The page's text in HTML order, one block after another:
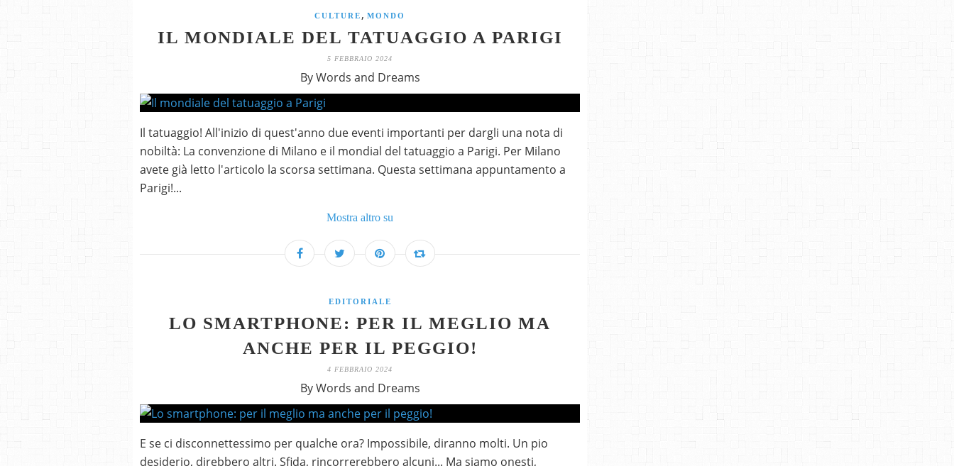
CULTURE , MONDO
IL MONDIALE DEL TATUAGGIO A PARIGI
5 FEBBRAIO 2024
By Words and Dreams
Il tatuaggio! All'inizio di quest'anno due eventi importanti per dargli una nota di
nobiltà: La convenzione di Milano e il mondial del tatuaggio a Parigi. Per Milano
avete già letto l'articolo la scorsa settimana. Questa settimana appuntamento a
Parigi!...
Mostra altro su
EDITORIALE
LO SMARTPHONE: PER IL MEGLIO MA
ANCHE PER IL PEGGIO!
4 FEBBRAIO 2024
By Words and Dreams
E se ci disconnettessimo per qualche ora? Impossibile, diranno molti. Un pio
desiderio, direbbero altri. Sfida, rincorrerebbero alcuni... Ma siamo onesti,